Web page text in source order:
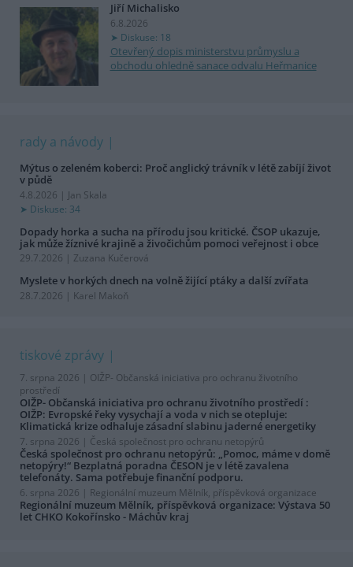
Jiří Michalisko
6.8.2026
Diskuse: 18
Otevřený dopis ministerstvu průmyslu a
obchodu ohledně sanace odvalu Heřmanice
rady a návody
Mýtus o zeleném koberci: Proč anglický trávník v létě zabíjí život
v půdě
4.8.2026 | Jan Skala
Diskuse: 34
Dopady horka a sucha na přírodu jsou kritické. ČSOP ukazuje,
jak může žíznivé krajině a živočichům pomoci veřejnost i obce
29.7.2026 | Zuzana Kučerová
Myslete v horkých dnech na volně žijící ptáky a další zvířata
28.7.2026 | Karel Makoň
tiskové zprávy
7. srpna 2026 | OIŽP- Občanská iniciativa pro ochranu životního
prostředí
OIŽP- Občanská iniciativa pro ochranu životního prostředí :
OIŽP: Evropské řeky vysychají a voda v nich se otepluje:
Klimatická krize odhaluje zásadní slabinu jaderné energetiky
7. srpna 2026 | Česká společnost pro ochranu netopýrů
Česká společnost pro ochranu netopýrů: „Pomoc, máme v domě
netopýry!“ Bezplatná poradna ČESON je v létě zavalena
telefonáty. Sama potřebuje finanční podporu.
6. srpna 2026 | Regionální muzeum Mělník, příspěvková organizace
Regionální muzeum Mělník, příspěvková organizace: Výstava 50
let CHKO Kokořínsko - Máchův kraj